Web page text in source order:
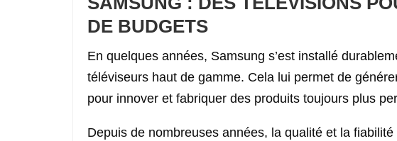
DE BUDGETS
En quelques années, Samsung s’est installé
téléviseurs haut de gamme. Cela lui permet de
pour innover et fabriquer des produits toujours plus
Depuis de nombreuses années, la qualité et la